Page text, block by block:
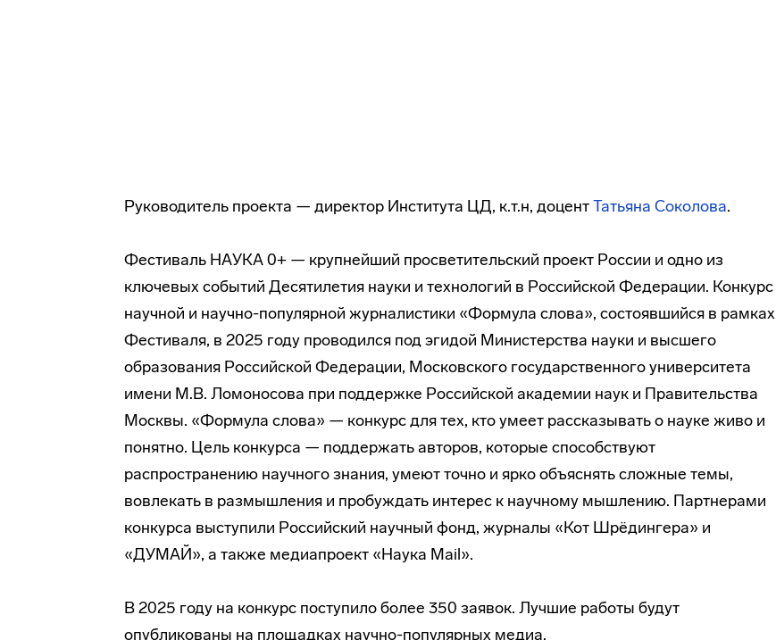
Руководитель проекта — директор Института ЦД, к.т.н, доцентТатьяна Соколова.
Фестиваль НАУКА 0+ — крупнейший просветительский проект России и одно из
ключевых событий Десятилетия науки и технологий в Российской Федерации. Конкурс
научной и научно-популярной журналистики «Формула слова», состоявшийся в рамках
Фестиваля, в 2025 году проводился под эгидой Министерства науки и высшего
образования Российской Федерации, Московского государственного университета
имени М.В. Ломоносова при поддержке Российской академии наук и Правительства
Москвы. «Формула слова» — конкурс для тех, кто умеет рассказывать о науке живо и
понятно. Цель конкурса — поддержать авторов, которые способствуют
распространению научного знания, умеют точно и ярко объяснять сложные темы,
вовлекать в размышления и пробуждать интерес к научному мышлению. Партнерами
конкурса выступили Российский научный фонд, журналы «Кот Шрёдингера» и
«ДУМАЙ», а также медиапроект «Наука Mail».
В 2025 году на конкурс поступило более 350 заявок. Лучшие работы будут
опубликованы на площадках научно-популярных медиа.